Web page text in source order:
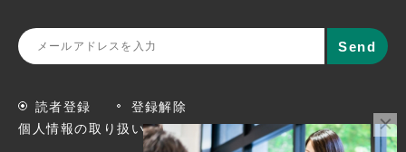
読者登録
登録解除
個人情報の取り扱いについて